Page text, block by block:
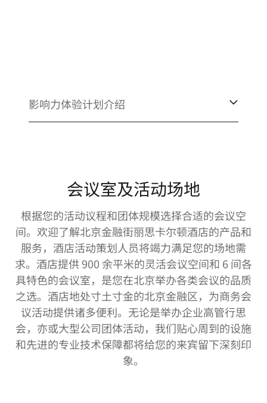
影响力体验计划介绍
会议室及活动场地
根据您的活动议程和团体规模选择合适的会议空
间。欢迎了解北京金融街丽思卡尔顿酒店的产品和
服务，酒店活动策划人员将竭力满足您的场地需
求。酒店提供 900 余平米的灵活会议空间和 6 间各
具特色的会议室，是您在北京举办各类会议的品质
之选。酒店地处寸土寸金的北京金融区，为商务会
议活动提供诸多便利。无论是举办企业高管行思
会，亦或大型公司团体活动，我们贴心周到的设施
和先进的专业技术保障都将给您的来宾留下深刻印
象。